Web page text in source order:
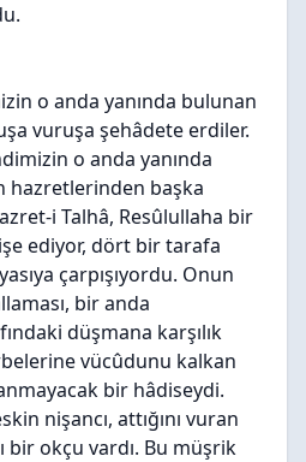
o anda yanında bulunan
vuruşa şehâdete erdiler.
o anda yanında
hazretlerinden başka
i Talhâ, Resûlullaha bir
ediyor, dört bir tarafa
çarpışıyordu. Onun
bir anda
düşmana karşılık
vücûdunu kalkan
bir hâdiseydi.
nişancı, attığını vuran
bir okçu vardı. Bu müşrik